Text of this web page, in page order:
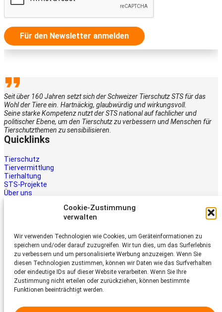
Cookie-Zustimmung
verwalten
Wir verwenden Technologien wie Cookies, um Geräteinformationen zu
speichern und/oder darauf zuzugreifen. Wir tun dies, um das Surferlebnis
zu verbessern und um personalisierte Werbung anzuzeigen. Wenn Sie
diesen Technologien zustimmen, können wir Daten wie das Surfverhalten
oder eindeutige IDs auf dieser Website verarbeiten. Wenn Sie Ihre
Zustimmung nicht erteilen oder zurückziehen, können bestimmte
Funktionen beeinträchtigt werden.
Für den Newsletter anmelden
Seit über 160 Jahren setzt sich der Schweizer Tierschutz STS für das
Wohl der Tiere ein. Hartnäckig, glaubwürdig und wirkungsvoll.
Seine starke Kompetenz nutzt der STS national auf fachlicher und
politischer Ebene, um den Tierschutz zu verbessern und Menschen für
Tierschutzthemen zu sensibilisieren.
Quicklinks
Tierschutz
Tiervermittlung
Tierhaltung
STS-Projekte
Über uns
Tiere brauchen Hilfe – auch Ihre.
Unterstützen Sie die Arbeit des
Schweizer Tierschutz STS.
Jetzt spenden
Schweizer Tierschutz STS
CH-4053 Basel